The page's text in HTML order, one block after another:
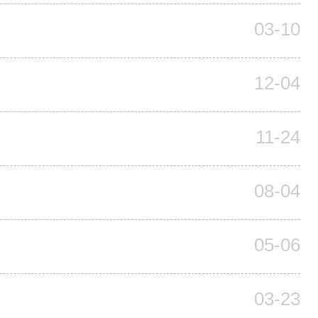
03-10
12-04
11-24
08-04
05-06
03-23